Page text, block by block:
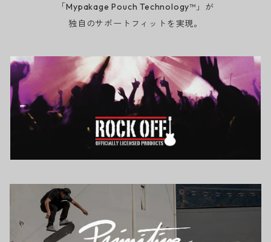
「Mypakage Pouch Technology™」が
独自のサポートフィットを実現。